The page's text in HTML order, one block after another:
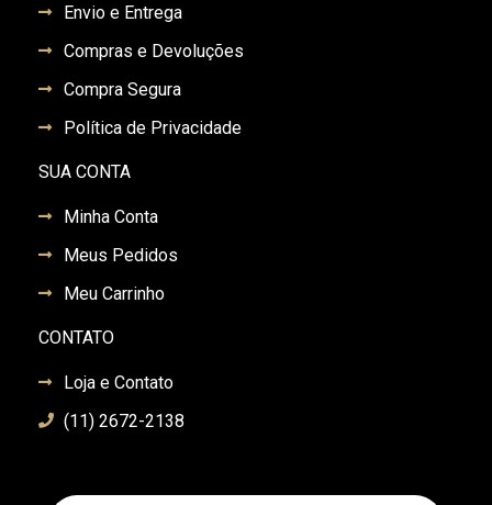
Envio e Entrega
Compras e Devoluções
Compra Segura
Política de Privacidade
SUA CONTA
Minha Conta
Meus Pedidos
Meu Carrinho
CONTATO
Loja e Contato
(11) 2672-2138